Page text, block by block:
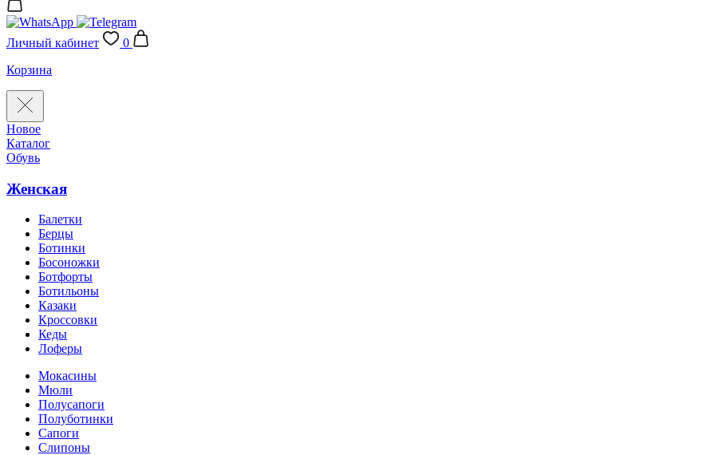
Личный кабинет
0
Корзина
Новое
Каталог
Обувь
Женская
Балетки
Берцы
Ботинки
Босоножки
Ботфорты
Ботильоны
Казаки
Кроссовки
Кеды
Лоферы
Мокасины
Мюли
Полусапоги
Полуботинки
Сапоги
Слипоны